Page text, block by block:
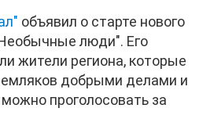
объявил о старте нового
люди". Его
жители региона, которые
добрыми делами и
проголосовать за